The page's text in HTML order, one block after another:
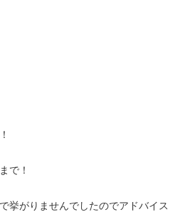
で！
挙がりませんでしたのでアドバイス